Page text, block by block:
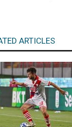
ARTICLES